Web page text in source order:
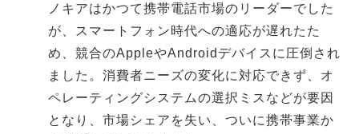
ノキアはかつて携帯電話市場のリーダーでした
が、スマートフォン時代への適応が遅れたた
め、競合のAppleやAndroidデバイスに圧倒され
ました。消費者ニーズの変化に対応できず、オ
ペレーティングシステムの選択ミスなどが要因
となり、市場シェアを失い、ついに携帯事業か